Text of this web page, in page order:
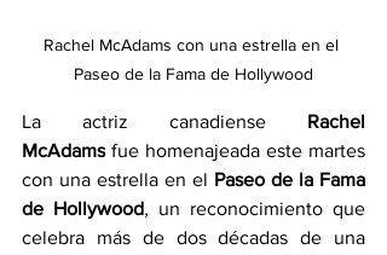
Rachel McAdams con una estrella en el
Paseo de la Fama de Hollywood
La actriz canadiense Rachel
McAdams fue homenajeada este martes
con una estrella en el Paseo de la Fama
de Hollywood, un reconocimiento que
celebra más de dos décadas de una